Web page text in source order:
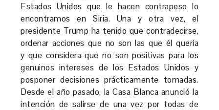
Estados Unidos que le hacen contrapeso lo
encontramos en Siria. Una y otra vez, el
presidente Trump ha tenido que contradecirse,
ordenar acciones que no son las que él quería
y que considera que no son positivas para los
genuinos intereses de los Estados Unidos y
posponer decisiones prácticamente tomadas.
Desde el año pasado, la Casa Blanca anunció la
intención de salirse de una vez por todas de